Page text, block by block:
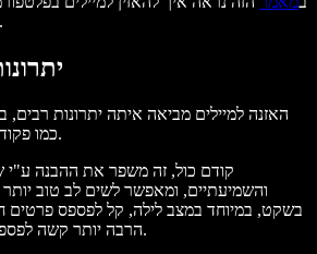
למה שווה להאזין למיילים.
האזנה למיילים מביאה איתה יתרונות
כמו פקודות קוליות וכפתור הפעלה.
קודם כול, זה משפר את ההבנה ע"י
והשמיעתיים, ומאפשר לשים לב טוב
בשקט, במיוחד במצב לילה, קל לפספס פרטים
הרבה יותר קשה לפספס טעויות או אי-התאמות.